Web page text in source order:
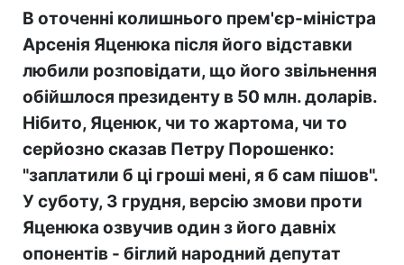
В оточенні колишнього прем'єр-міністра
Арсенія Яценюка після його відставки
любили розповідати, що його звільнення
обійшлося президенту в 50 млн. доларів.
Нібито, Яценюк, чи то жартома, чи то
серйозно сказав Петру Порошенко:
"заплатили б ці гроші мені, я б сам пішов".
У суботу, 3 грудня, версію змови проти
Яценюка озвучив один з його давніх
опонентів - біглий народний депутат